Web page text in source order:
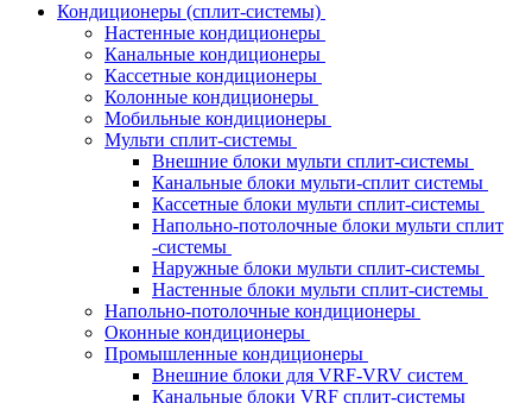
Кондиционеры (сплит-системы)
Настенные кондиционеры
Канальные кондиционеры
Кассетные кондиционеры
Колонные кондиционеры
Мобильные кондиционеры
Мульти сплит-системы
Внешние блоки мульти сплит-системы
Канальные блоки мульти-сплит системы
Кассетные блоки мульти сплит-системы
Напольно-потолочные блоки мульти сплит
-системы
Наружные блоки мульти сплит-системы
Настенные блоки мульти сплит-системы
Напольно-потолочные кондиционеры
Оконные кондиционеры
Промышленные кондиционеры
Внешние блоки для VRF-VRV систем
Канальные блоки VRF сплит-системы